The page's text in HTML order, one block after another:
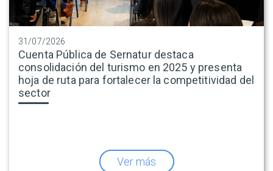
31/07/2026
Cuenta Pública de Sernatur destaca
consolidación del turismo en 2025 y presenta
hoja de ruta para fortalecer la competitividad del
sector
Ver más